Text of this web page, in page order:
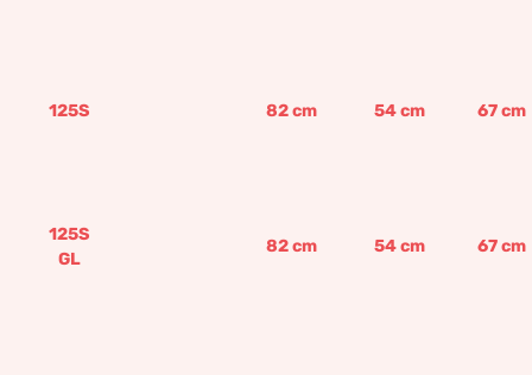
125S 82cm 54cm 67cm
125S
GL
82cm 54cm 67cm